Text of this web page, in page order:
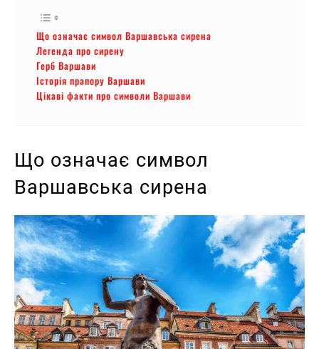
Що означає символ Варшавська сирена
Легенда про сирену
Герб Варшави
Історія прапору Варшави
Цікаві факти про символи Варшави
Що означає символ
Варшавська сирена